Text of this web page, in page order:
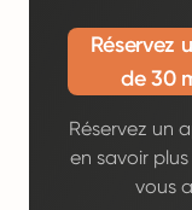
Réservez
de 30
Réservez un
en savoir
vous